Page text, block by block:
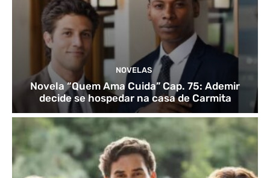
NOVELAS
Novela “Quem Ama Cuida” Cap. 75: Ademir
decide se hospedar na casa de Carmita